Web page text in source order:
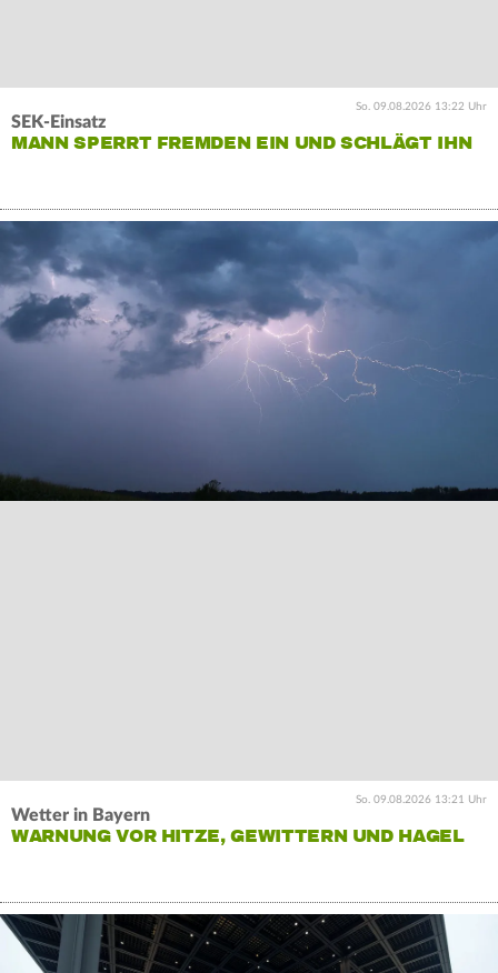
So. 09.08.2026 13:22 Uhr
SEK-Einsatz
MANN SPERRT FREMDEN EIN UND SCHLÄGT IHN
So. 09.08.2026 13:21 Uhr
Wetter in Bayern
WARNUNG VOR HITZE, GEWITTERN UND HAGEL